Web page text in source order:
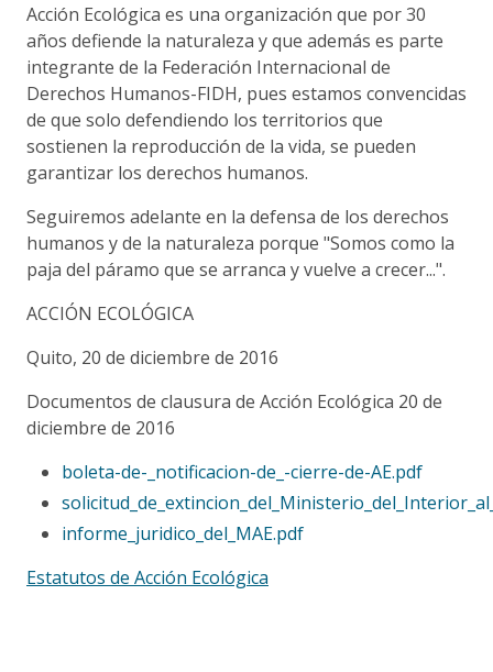
Acción Ecológica es una organización que por 30
años defiende la naturaleza y que además es parte
integrante de la Federación Internacional de
Derechos Humanos-FIDH, pues estamos convencidas
de que solo defendiendo los territorios que
sostienen la reproducción de la vida, se pueden
garantizar los derechos humanos.
Seguiremos adelante en la defensa de los derechos
humanos y de la naturaleza porque "Somos como la
paja del páramo que se arranca y vuelve a crecer...".
ACCIÓN ECOLÓGICA
Quito, 20 de diciembre de 2016
Documentos de clausura de Acción Ecológica 20 de
diciembre de 2016
boleta-de-_notificacion-de_-cierre-de-AE.pdf
informe_juridico_del_MAE.pdf
Estatutos de Acción Ecológica